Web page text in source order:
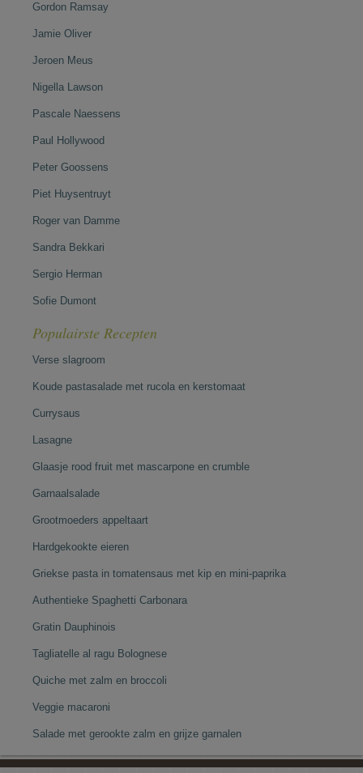
Gordon Ramsay
Jamie Oliver
Jeroen Meus
Nigella Lawson
Pascale Naessens
Paul Hollywood
Peter Goossens
Piet Huysentruyt
Roger van Damme
Sandra Bekkari
Sergio Herman
Sofie Dumont
Populairste Recepten
Verse slagroom
Koude pastasalade met rucola en kerstomaat
Currysaus
Lasagne
Glaasje rood fruit met mascarpone en crumble
Garnaalsalade
Grootmoeders appeltaart
Hardgekookte eieren
Griekse pasta in tomatensaus met kip en mini-paprika
Authentieke Spaghetti Carbonara
Gratin Dauphinois
Tagliatelle al ragu Bolognese
Quiche met zalm en broccoli
Veggie macaroni
Salade met gerookte zalm en grijze garnalen